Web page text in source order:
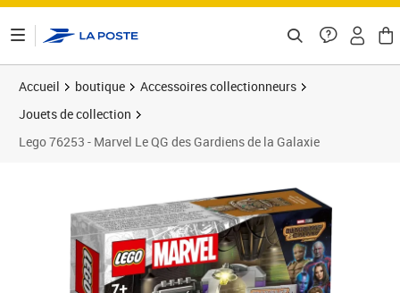
Accueil boutique
Accessoires collectionneurs
Jouets de collection
Lego 76253 - Marvel Le QG des Gardiens de la Galaxie